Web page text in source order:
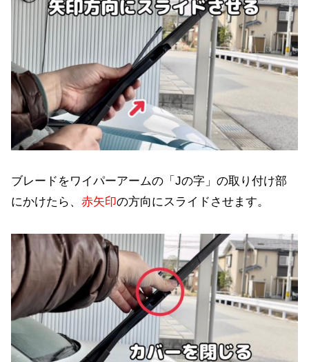
ブレードをワイパーアームの「Jの字」の取り付け部
にかけたら、 赤矢印の方向にスライドさせます。